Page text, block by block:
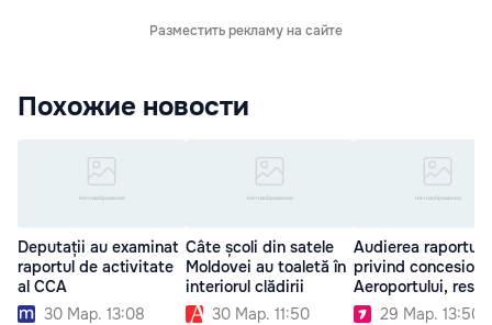
Разместить рекламу на сайте
Похожие новости
Deputații au examinat
raportul de activitate
al CCA
30 Мар. 13:08
Câte școli din satele
Moldovei au toaletă în
interiorul clădirii
30 Мар. 11:50
Audierea
privind
Aeroportului,
29 Мар. 13:50